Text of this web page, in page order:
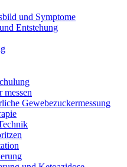
und Symptome
Entstehung
messen
Gewebezuckermessung